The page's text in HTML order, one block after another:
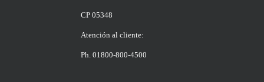
CP 05348
Atención al cliente:
Ph. 01800-800-4500